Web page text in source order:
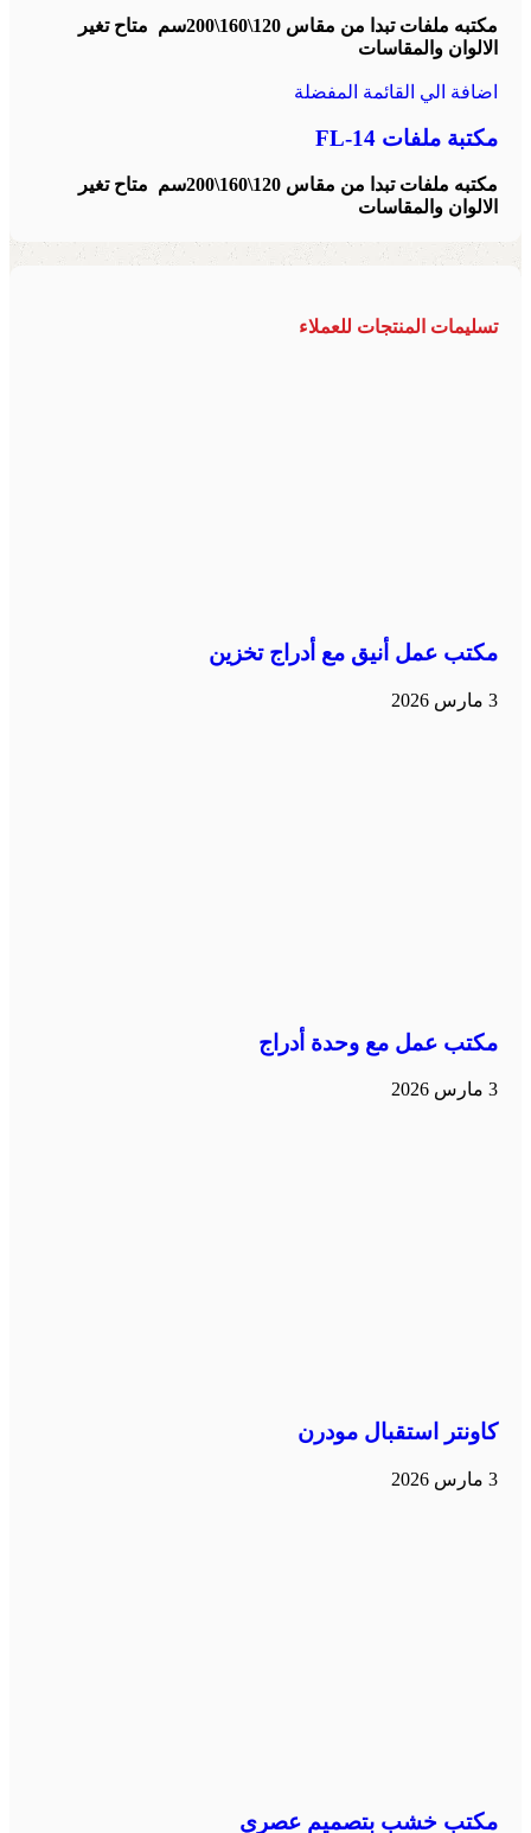
مكتبه ملفات تبدا من مقاس 120\160\200سم
متاح تغير
الالوان والمقاسات
اضافة الي القائمة المفضلة
مكتبة ملفات FL-14
مكتبه ملفات تبدا من مقاس 120\160\200سم
متاح تغير
الالوان والمقاسات
تسليمات المنتجات للعملاء
مكتب عمل أنيق مع أدراج تخزين
3 مارس 2026
مكتب عمل مع وحدة أدراج
3 مارس 2026
كاونتر استقبال مودرن
3 مارس 2026
مكتب خشب بتصميم عصري